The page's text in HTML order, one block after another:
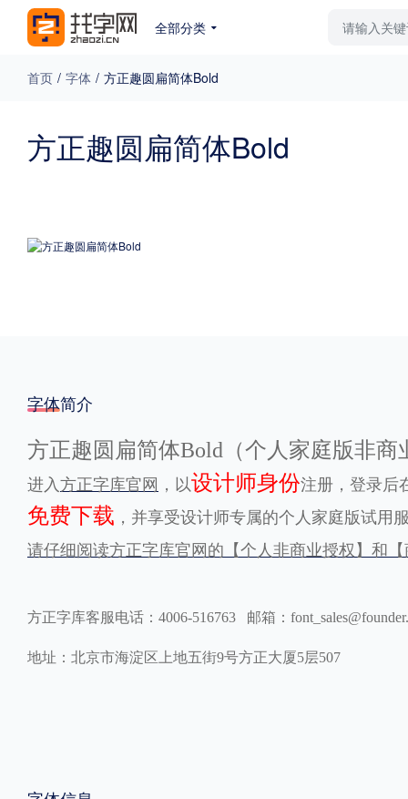
全部分类
免费下载 收费下载 更多
格式
.TTF .OTF
地区
POP字体下载 字库打包下载 海报素材下载
首页 / 字体 / 方正趣圆扁简体Bold
方正趣圆扁简体Bold
字体简介
方正趣圆扁简体Bold（个人家庭版非
进入 方正字库官网 ，以设计师身份注册，登录后
免费下载 ，并享受设计师专属的个人家庭版试用
请仔细阅读方正字库官网的【个人非商业授权】和
方正字库客服电话：4006-516763 邮箱：
地址：北京市海淀区上地五街9号方正大厦5层507